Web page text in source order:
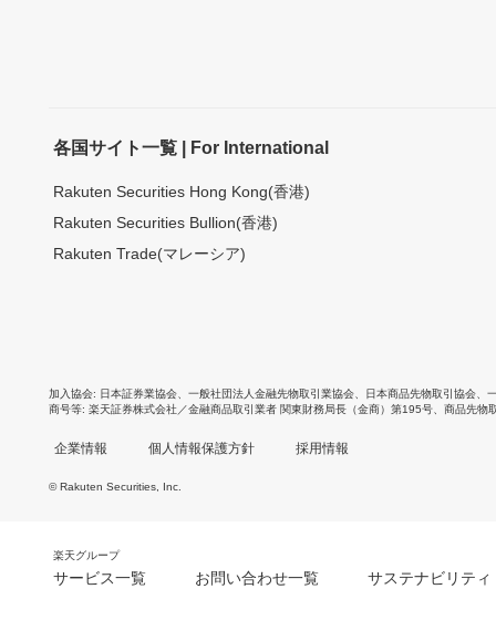
各国サイト一覧 | For International
Rakuten Securities Hong Kong(香港)
Rakuten Securities Bullion(香港)
Rakuten Trade(マレーシア)
加入協会 日本証券業協会 一般社団法人金融先物取引業協会 日本商品先物取引協会
商号等 楽天証券株式会社／金融商品取引業者 関東財務局長（金商）第195号、商品先物
企業情報 個人情報保護方針 採用情報
© Rakuten Securities, Inc.
楽天グループ
サービス一覧 お問い合わせ一覧 サステナビリティ